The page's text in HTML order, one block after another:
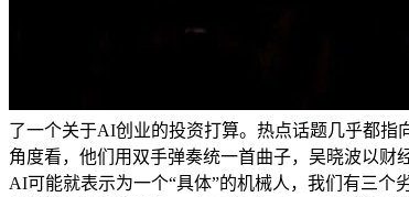
了一个关于AI创业的投资打算。热点话题几乎都
角度看，他们用双手弹奏统一首曲子，吴晓波以
AI可能就表示为一个“具体”的机械人，我们有三